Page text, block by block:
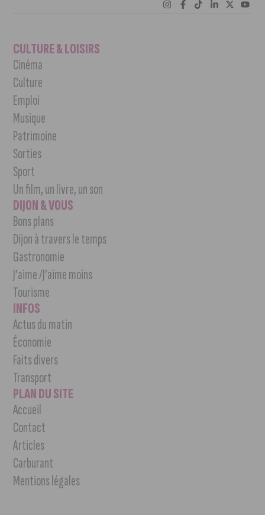
CULTURE & LOISIRS
Cinéma
Culture
Emploi
Musique
Patrimoine
Sorties
Sport
Un film, un livre, un son
DIJON & VOUS
Bons plans
Dijon à travers le temps
Gastronomie
J’aime /J’aime moins
Tourisme
INFOS
Actus du matin
Économie
Faits divers
Transport
PLAN DU SITE
Accueil
Contact
Articles
Carburant
Mentions légales